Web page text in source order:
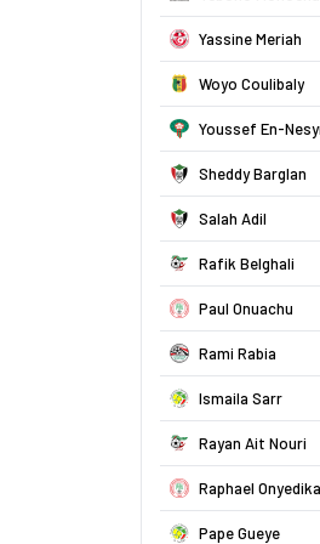
Yassine Meriah
Woyo Coulibaly
Youssef En-
Sheddy Barglan
Salah Adil
Rafik Belghali
Paul Onuachu
Rami Rabia
Ismaila Sarr
Rayan Ait Nouri
Raphael Onyedika
Pape Gueye